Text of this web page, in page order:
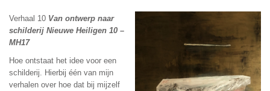
Verhaal 10 Van ontwerp naar
schilderij Nieuwe Heiligen 10 –
MH17
Hoe ontstaat het idee voor een
schilderij. Hierbij één van mijn
verhalen over hoe dat bij mijzelf